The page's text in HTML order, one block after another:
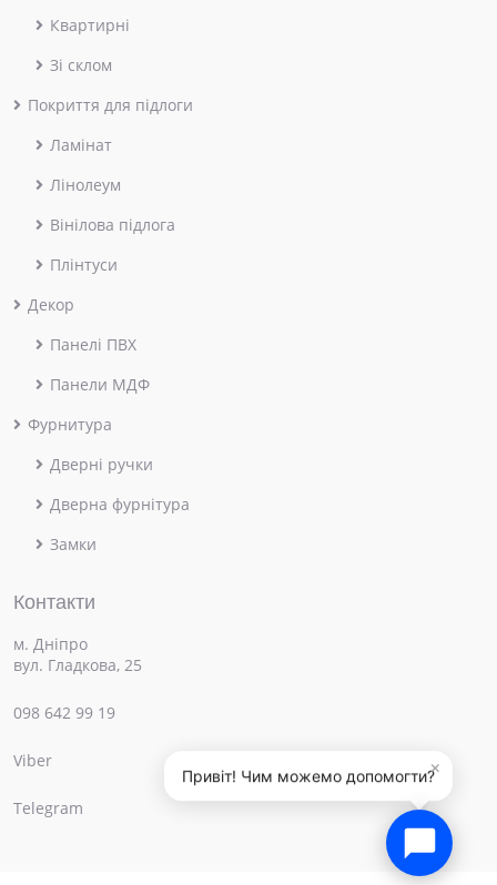
×
Привіт! Чим можемо допомогти?
Квартирні
Зі склом
Покриття для підлоги
Ламінат
Лінолеум
Вінілова підлога
Плінтуси
Декор
Панелі ПВХ
Панели МДФ
Фурнитура
Дверні ручки
Дверна фурнітура
Замки
Контакти
м. Дніпро
вул. Гладкова, 25
098 642 99 19
Viber
Telegram